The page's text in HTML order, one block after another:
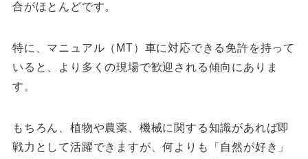
合がほとんどです。
特に、マニュアル（MT）車に対応できる免許を持って
いると、より多くの現場で歓迎される傾向にありま
す。
もちろん、植物や農薬、機械に関する知識があれば即
戦力として活躍できますが、何よりも「自然が好き」